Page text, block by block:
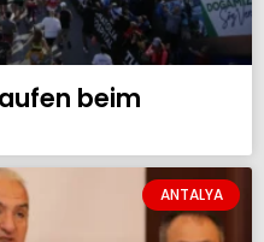
beim
ANTALYA